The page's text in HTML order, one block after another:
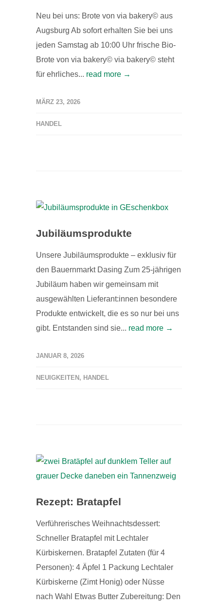
Neu bei uns: Brote von via bakery© aus
Augsburg Ab sofort erhalten Sie bei uns
jeden Samstag ab 10:00 Uhr frische Bio-
Brote von via bakery© via bakery© steht
für ehrliches... read more →
MÄRZ 23, 2026
HANDEL
Jubiläumsprodukte
Unsere Jubiläumsprodukte – exklusiv für
den Bauernmarkt Dasing Zum 25-jährigen
Jubiläum haben wir gemeinsam mit
ausgewählten Lieferant:innen besondere
Produkte entwickelt, die es so nur bei uns
gibt. Entstanden sind sie... read more →
JANUAR 8, 2026
NEUIGKEITEN , HANDEL
Rezept: Bratapfel
Verführerisches Weihnachtsdessert:
Schneller Bratapfel mit Lechtaler
Kürbiskernen. Bratapfel Zutaten (für 4
Personen): 4 Äpfel 1 Packung Lechtaler
Kürbiskerne (Zimt Honig) oder Nüsse
nach Wahl Etwas Butter Zubereitung: Den